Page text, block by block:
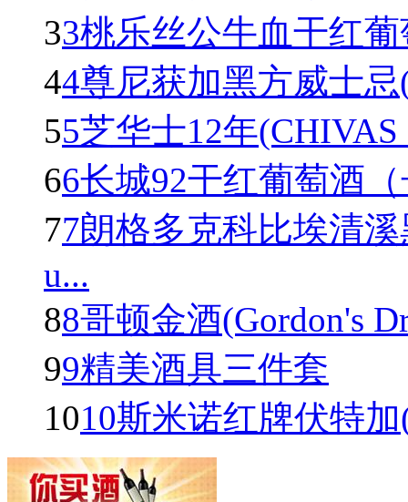
33桃乐丝公牛血干红葡
44尊尼获加黑方威士忌
55芝华士12年
66长城92干红葡萄酒
77朗格多克科比埃清
u...
88哥顿金酒(Gordon's
99精美酒具三件套
1010斯米诺红牌伏特